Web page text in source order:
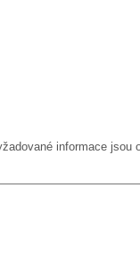
informace jsou